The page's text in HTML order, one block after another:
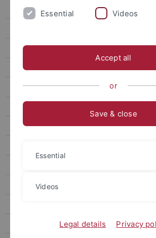
Kurse
Isotopenlabor
Röntgeneinrichtungen, Beschleuniger
Optische Strahlung
Inkorporationsmessung
Beförderung radioaktiver Stoffe
Literatur
Wie Sie uns finden
Essential Videos
Accept all
or
Save & close
Essential
Videos
Legal details Privacy